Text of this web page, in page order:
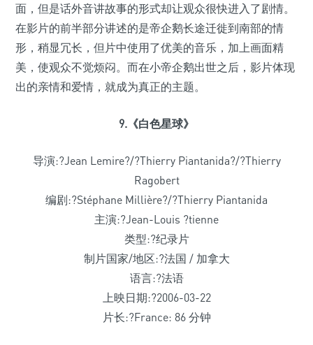
面，但是话外音讲故事的形式却让观众很快进入了剧情。
在影片的前半部分讲述的是帝企鹅长途迁徙到南部的情
形，稍显冗长，但片中使用了优美的音乐，加上画面精
美，使观众不觉烦闷。而在小帝企鹅出世之后，影片体现
出的亲情和爱情，就成为真正的主题。
9.《白色星球》
导演:?Jean Lemire?/?Thierry Piantanida?/?Thierry
Ragobert
编剧:?Stéphane Millière?/?Thierry Piantanida
主演:?Jean-Louis ?tienne
类型:?纪录片
制片国家/地区:?法国 / 加拿大
语言:?法语
上映日期:?2006-03-22
片长:?France: 86 分钟